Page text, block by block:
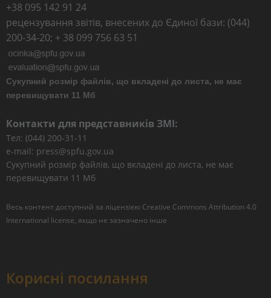
+38 095 142 91 24
рецензування звітів, внесених до Єдиної бази: (044)
200-34-20; + 38 099 756 63 51
Сукупний розмір файлів, що вкладені до листа, не має
перевищувати 11 Мб
Контакти для представників ЗМІ:
Тел: (044) 200-31-11
e-mail: press@spfu.gov.ua
Сукупний розмір файлів, що вкладені до листа, не має
перевищувати 11 Мб
Весь контент доступний за ліцензією Creative Commons Attribution 4.0
International license, якщо не зазначено інше
Корисні посилання